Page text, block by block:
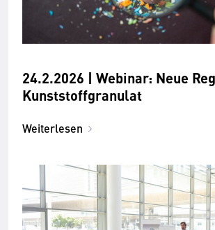
24.2.2026 | Webinar: Neue
Kunststoffgranulat
Weiterlesen